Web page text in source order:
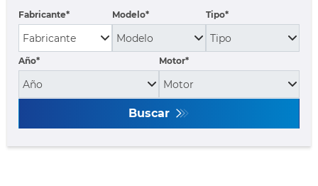
Fabricante Modelo Tipo
Año* Motor*
Buscar